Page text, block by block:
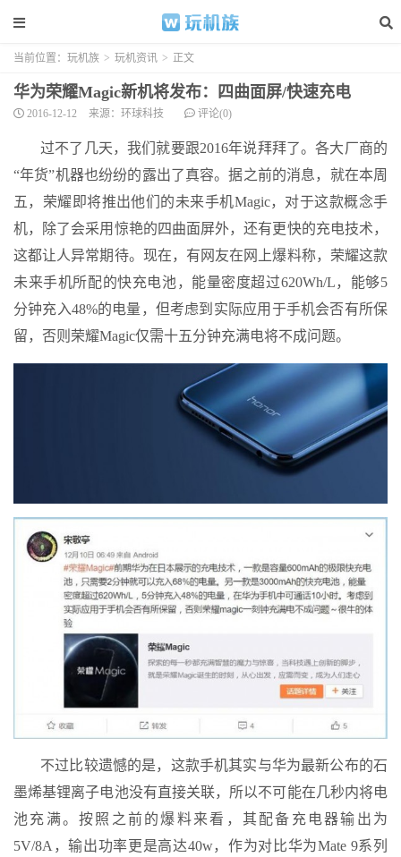
当前位置： 玩机族 > 玩机资讯 > 正文
华为荣耀Magic新机将发布：四曲面屏/快速充电
2016-12-12 来源：环球科技 评论(0)
过不了几天，我们就要跟2016年说拜拜了。各大厂商的
“年货”机器也纷纷的露出了真容。据之前的消息，就在本周
五，荣耀即将推出他们的未来手机Magic，对于这款概念手
机，除了会采用惊艳的四曲面屏外，还有更快的充电技术，
这都让人异常期待。现在，有网友在网上爆料称，荣耀这款
未来手机所配的快充电池，能量密度超过620Wh/L，能够5
分钟充入48%的电量，但考虑到实际应用于手机会否有所保
留，否则荣耀Magic仅需十五分钟充满电将不成问题。
不过比较遗憾的是，这款手机其实与华为最新公布的石
墨烯基锂离子电池没有直接关联，所以不可能在几秒内将电
池充满。按照之前的爆料来看，其配备充电器输出为
5V/8A，输出功率更是高达40w，作为对比华为Mate 9系列